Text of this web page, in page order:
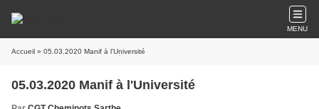
MENU
Accueil » 05.03.2020 Manif à l'Université
05.03.2020 Manif à l'Université